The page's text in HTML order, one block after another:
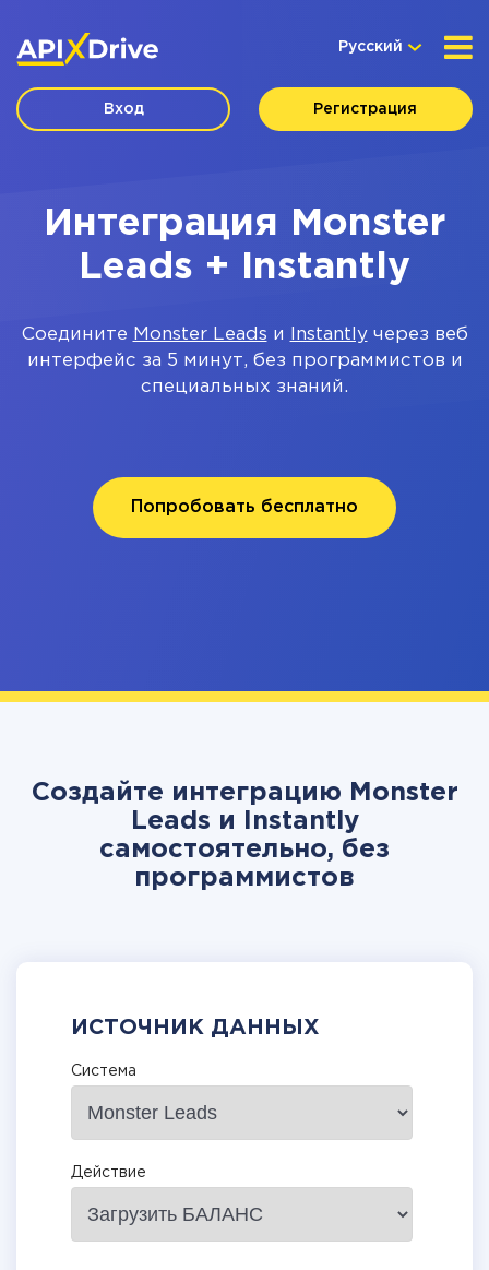
Русский
Вход Регистрация
Интеграция Monster
Leads + Instantly
Соедините Monster Leads и Instantlyчерез веб
интерфейс за 5 минут, без программистов и
специальных знаний.
Попробовать бесплатно
Создайте интеграцию Monster
Leads и Instantly
самостоятельно, без
программистов
ИСТОЧНИК ДАННЫХ
Система
Действие